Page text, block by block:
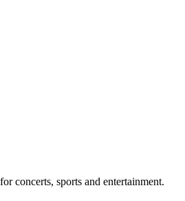
concerts, sports and entertainment.